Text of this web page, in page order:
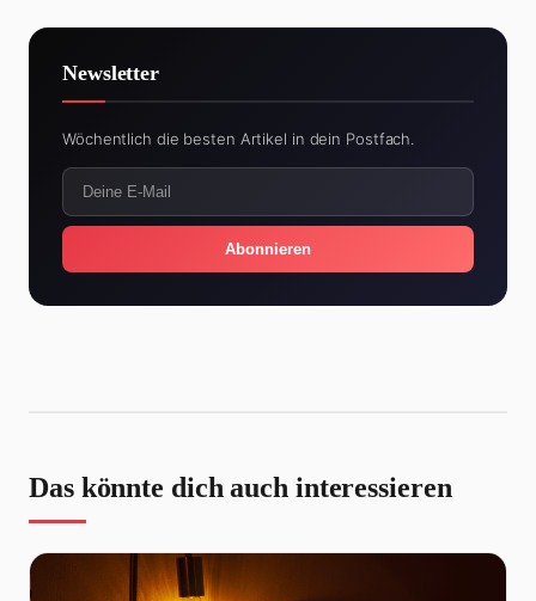
Newsletter
Wöchentlich die besten Artikel in dein Postfach.
Abonnieren
Das könnte dich auch interessieren